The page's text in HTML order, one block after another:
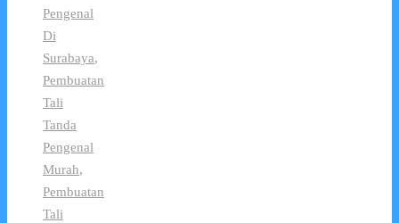
Pengenal
Di
Surabaya,
Pembuatan
Tali
Tanda
Pengenal
Murah,
Pembuatan
Tali